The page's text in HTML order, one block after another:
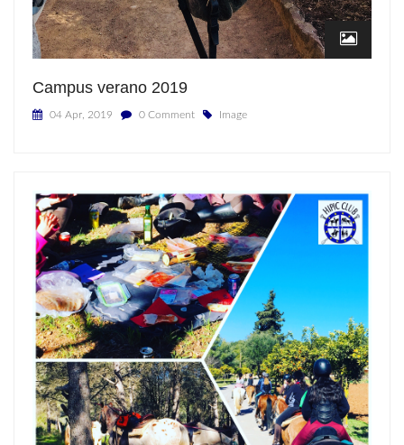
Campus verano 2019
04 Apr, 2019 0 Comment Image